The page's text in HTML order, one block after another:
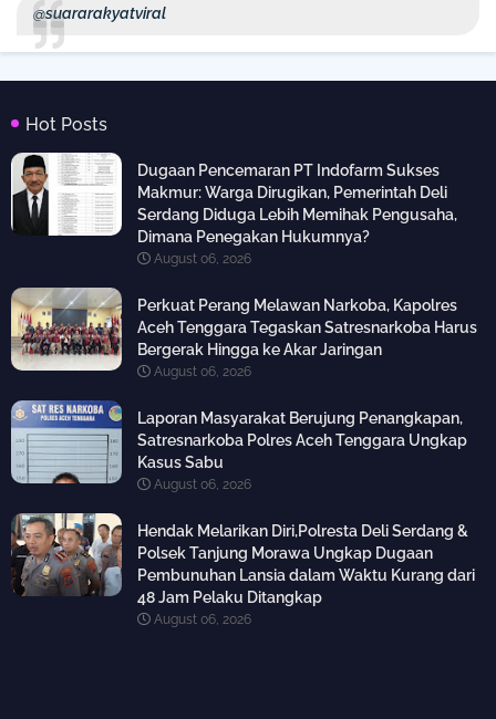
@suararakyatviral
Hot Posts
Dugaan Pencemaran PT Indofarm Sukses
Makmur: Warga Dirugikan, Pemerintah Deli
Serdang Diduga Lebih Memihak Pengusaha,
Dimana Penegakan Hukumnya?
August 06, 2026
Perkuat Perang Melawan Narkoba, Kapolres
Aceh Tenggara Tegaskan Satresnarkoba Harus
Bergerak Hingga ke Akar Jaringan
August 06, 2026
Laporan Masyarakat Berujung Penangkapan,
Satresnarkoba Polres Aceh Tenggara Ungkap
Kasus Sabu
August 06, 2026
Hendak Melarikan Diri,Polresta Deli Serdang &
Polsek Tanjung Morawa Ungkap Dugaan
Pembunuhan Lansia dalam Waktu Kurang dari
48 Jam Pelaku Ditangkap
August 06, 2026